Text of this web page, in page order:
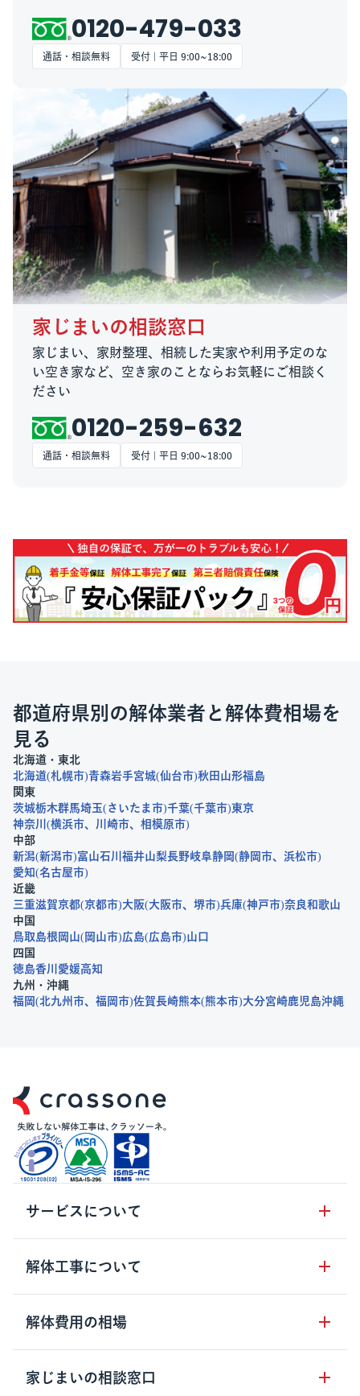
0120-479-033
通話・相談無料 受付 | 平日 9:00~18:00
家じまいの相談窓口
家じまい、家財整理、相続した実家や利用予定のな
い空き家など、空き家のことならお気軽にご相談く
ださい
0120-259-632
通話・相談無料 受付 | 平日 9:00~18:00
都道府県別の解体業者と解体費相場を
見る
北海道・東北
北海道 札幌市 青森岩手宮城 仙台市 秋田 山形福島
関東
茨城栃木群馬埼玉 さいたま市 千葉 千葉市 東京
神奈川
横浜市 川崎市
相模原市
中部
新潟 新潟市 富山石川 福井山梨長野岐阜静岡 静岡市
浜松市
愛知 名古屋市
近畿
三重滋賀京都 京都市 大阪 大阪市 堺市 兵庫 神戸市 奈良和歌山
中国
鳥取 島根 岡山 岡山市 広島 広島市 山口
四国
徳島香川 愛媛高知
九州・沖縄
福岡 北九州市 福岡市 佐賀長崎熊本 熊本市 大分宮崎鹿児島沖縄
サービスについて
サービスの流れ
サービスのメリット
クラッソーネの自治体連携
解体工事について
解体工事の基礎知識
解体工事に関わる法律
用語集
解体費用の相場
木造住宅の相場
家じまいの相談窓口